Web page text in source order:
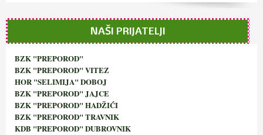
NAŠI PRIJATELJI
BZK "PREPOROD"
BZK "PREPOROD" VITEZ
HOR "SELIMIJA" DOBOJ
BZK "PREPOROD" JAJCE
BZK "PREPOROD" HADŽIĆI
BZK "PREPOROD" TRAVNIK
KDB "PREPOROD" DUBROVNIK